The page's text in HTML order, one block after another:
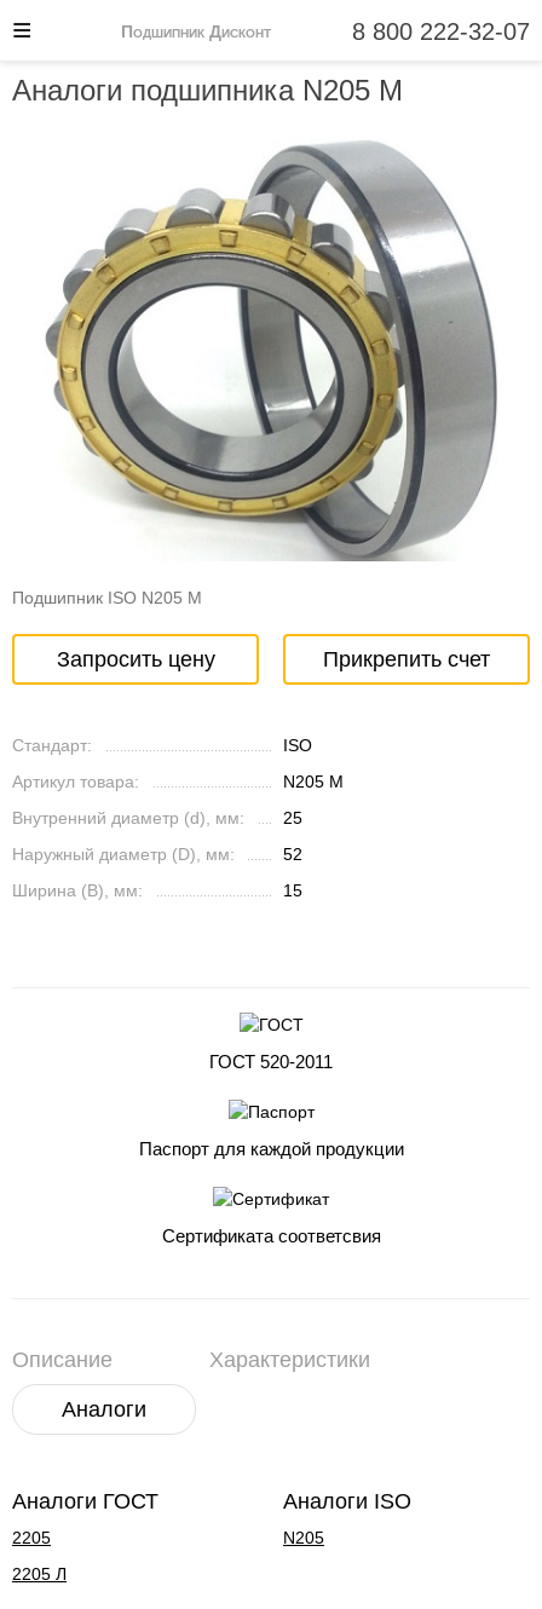
Аналоги подшипника N205 M
Подшипник ISO N205 M
Запросить цену Прикрепить счет
Стандарт:
ISO
Артикул товара:
N205 M
Внутренний диаметр (d), мм:
25
Наружный диаметр (D), мм:
52
Ширина (B), мм:
15
ГОСТ 520-2011
Паспорт для каждой продукции
Сертификата соответсвия
Описание Характеристики
Аналоги
Аналоги ГОСТ
2205
2205 Л
Аналоги ISO
N205
Подшипник Дисконт 8 800 222-32-07